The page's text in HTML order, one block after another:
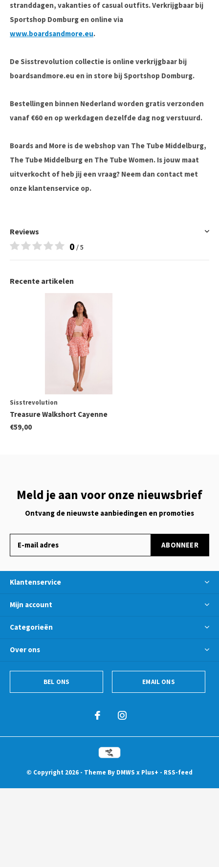
stranddagen, vakanties of casual outfits. Verkrijgbaar bij
Sportshop Domburg en online via
www.boardsandmore.eu.
De Sisstrevolution collectie is online verkrijgbaar bij
boardsandmore.eu en in store bij Sportshop Domburg.
Bestellingen binnen Nederland worden gratis verzonden
vanaf €60 en op werkdagen dezelfde dag nog verstuurd.
Boards and More is de webshop van The Tube Middelburg,
The Tube Middelburg en The Tube Women. Is jouw maat
uitverkocht of heb jij een vraag? Neem dan contact met
onze klantenservice op.
Reviews
0 / 5
Recente artikelen
Sisstrevolution
Treasure Walkshort Cayenne
€59,00
Meld je aan voor onze nieuwsbrief
Ontvang de nieuwste aanbiedingen en promoties
ABONNEER
Klantenservice
Mijn account
Categorieën
Over ons
BEL ONS EMAIL ONS
© Copyright 2026 - Theme By DMWS x Plus+ - RSS-feed